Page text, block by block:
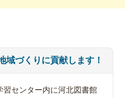
づくりに貢献します！
習センター内に河北図書館